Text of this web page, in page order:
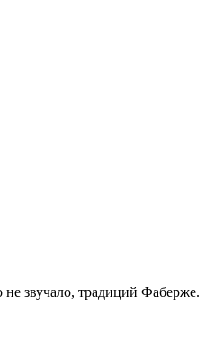
не звучало, традиций Фаберже.